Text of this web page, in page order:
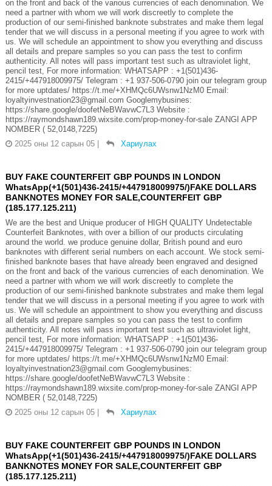
on the front and back of the various currencies of each denomination. We
need a partner with whom we will work discreetly to complete the
production of our semi-finished banknote substrates and make them legal
tender that we will discuss in a personal meeting if you agree to work with
us. We will schedule an appointment to show you everything and discuss
all details and prepare samples so you can pass the test to confirm
authenticity. All notes will pass important test such as ultraviolet light,
pencil test, For more information: WHATSAPP : +1(501)436-
2415/+447918009975/ Telegram : +1 937-506-0790 join our telegram group
for more uptdates/ https://t.me/+XHMQc6UWsnw1NzM0 Email:
loyaltyinvestnation23@gmail.com Googlemybusines:
https://share.google/doofetNeBWavwC7L3 Website :
https://raymondshawn189.wixsite.com/prop-money-for-sale ZANGI APP
NOMBER ( 52,0148,7225)
2025 оны 12 сарын 05
Хариулах
BUY FAKE COUNTERFEIT GBP POUNDS IN LONDON
WhatsApp(+1(501)436-2415/+447918009975/)FAKE DOLLARS
BANKNOTES MONEY FOR SALE,COUNTERFEIT GBP
(185.177.125.211)
We are the best and Unique producer of HIGH QUALITY Undetectable
Counterfeit Banknotes, with over a billion of our products circulating
around the world. we produce genuine dollar, British pound and euro
banknotes with different serial numbers on each account. We stock semi-
finished banknote bases that have already been engraved and designed
on the front and back of the various currencies of each denomination. We
need a partner with whom we will work discreetly to complete the
production of our semi-finished banknote substrates and make them legal
tender that we will discuss in a personal meeting if you agree to work with
us. We will schedule an appointment to show you everything and discuss
all details and prepare samples so you can pass the test to confirm
authenticity. All notes will pass important test such as ultraviolet light,
pencil test, For more information: WHATSAPP : +1(501)436-
2415/+447918009975/ Telegram : +1 937-506-0790 join our telegram group
for more uptdates/ https://t.me/+XHMQc6UWsnw1NzM0 Email:
loyaltyinvestnation23@gmail.com Googlemybusines:
https://share.google/doofetNeBWavwC7L3 Website :
https://raymondshawn189.wixsite.com/prop-money-for-sale ZANGI APP
NOMBER ( 52,0148,7225)
2025 оны 12 сарын 05
Хариулах
BUY FAKE COUNTERFEIT GBP POUNDS IN LONDON
WhatsApp(+1(501)436-2415/+447918009975/)FAKE DOLLARS
BANKNOTES MONEY FOR SALE,COUNTERFEIT GBP
(185.177.125.211)